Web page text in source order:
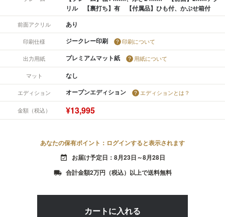
リル 【裏打ち】有 【付属品】ひも付、かぶせ箱付
前面アクリル あり
印刷仕様 ジークレー印刷 印刷について
出力用紙 プレミアムマット紙 用紙について
マット なし
エディション オープンエディション エディションとは？
金額（税込） ¥13,995
あなたの保有ポイント：ログインすると表示されます
event_available お届け予定日：8月23日～8月28日
local_shipping 合計金額2万円（税込）以上で送料無料